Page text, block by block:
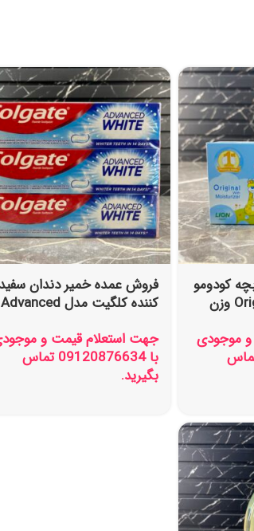
کودومو
Kodomo مدل Original وزن
موجودی
تماس
فروش عمده خمیر دندان سفید
کننده کلگیت مدل Advanced
جهت استعلام قیمت و
با 09120876634 تماس
بگیرید.